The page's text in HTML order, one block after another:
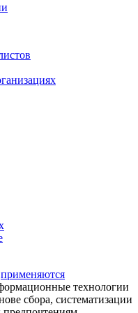
применяются
технологии
сбора, систематизации